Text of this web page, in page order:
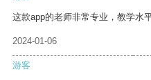
这款app的老师非常专业，教学水
2024-01-06
游客